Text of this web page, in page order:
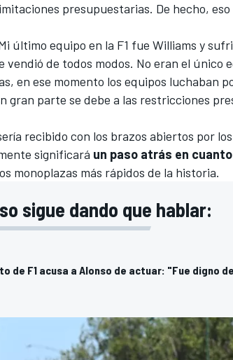
presupuestarias. De hecho,
último equipo en la F1 fue Williams y
vendió de todos modos. No eran el único
en ese momento los equipos luchaban
gran parte se debe a las restricciones
recibido con los brazos abiertos por
significará un paso atrás en
monoplazas más rápidos de la historia.
sigue dando que hablar:
de F1 acusa a Alonso de actuar: "Fue digno